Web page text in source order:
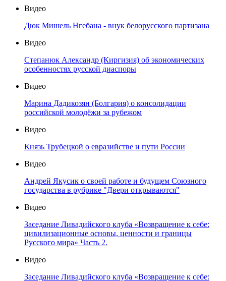
Видео
Дюк Мишель Нгебана - внук белорусского партизана
Видео
Степанюк Александр (Киргизия) об экономических
особенностях русской диаспоры
Видео
Марина Дадикозян (Болгария) о консолидации
российской молодёжи за рубежом
Видео
Князь Трубецкой о евразийстве и пути России
Видео
Андрей Якусик о своей работе и будущем Союзного
государства в рубрике "Двери открываются"
Видео
Заседание Ливадийского клуба «Возвращение к себе:
цивилизационные основы, ценности и границы
Русского мира» Часть 2.
Видео
Заседание Ливадийского клуба «Возвращение к себе: